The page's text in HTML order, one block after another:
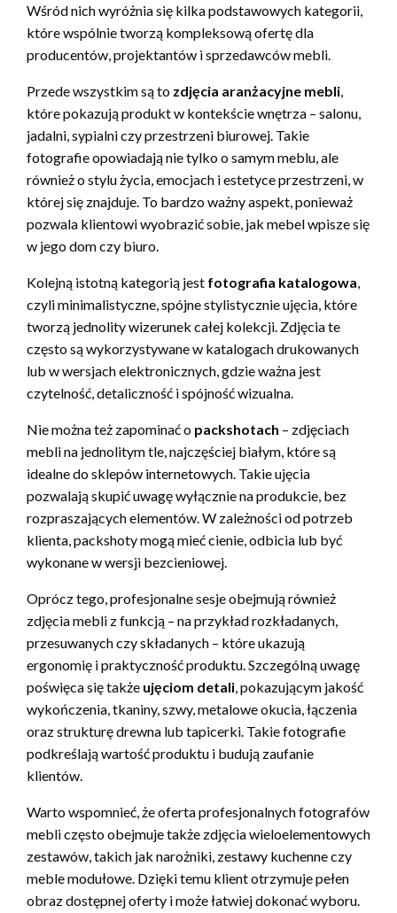
Wśród nich wyróżnia się kilka podstawowych kategorii,
które wspólnie tworzą kompleksową ofertę dla
producentów, projektantów i sprzedawców mebli.
Przede wszystkim są to zdjęcia aranżacyjne mebli,
które pokazują produkt w kontekście wnętrza – salonu,
jadalni, sypialni czy przestrzeni biurowej. Takie
fotografie opowiadają nie tylko o samym meblu, ale
również o stylu życia, emocjach i estetyce przestrzeni, w
której się znajduje. To bardzo ważny aspekt, ponieważ
pozwala klientowi wyobrazić sobie, jak mebel wpisze się
w jego dom czy biuro.
Kolejną istotną kategorią jest fotografia katalogowa,
czyli minimalistyczne, spójne stylistycznie ujęcia, które
tworzą jednolity wizerunek całej kolekcji. Zdjęcia te
często są wykorzystywane w katalogach drukowanych
lub w wersjach elektronicznych, gdzie ważna jest
czytelność, detaliczność i spójność wizualna.
Nie można też zapominać o packshotach – zdjęciach
mebli na jednolitym tle, najczęściej białym, które są
idealne do sklepów internetowych. Takie ujęcia
pozwalają skupić uwagę wyłącznie na produkcie, bez
rozpraszających elementów. W zależności od potrzeb
klienta, packshoty mogą mieć cienie, odbicia lub być
wykonane w wersji bezcieniowej.
Oprócz tego, profesjonalne sesje obejmują również
zdjęcia mebli z funkcją – na przykład rozkładanych,
przesuwanych czy składanych – które ukazują
ergonomię i praktyczność produktu. Szczególną uwagę
poświęca się także ujęciom detali, pokazującym jakość
wykończenia, tkaniny, szwy, metalowe okucia, łączenia
oraz strukturę drewna lub tapicerki. Takie fotografie
podkreślają wartość produktu i budują zaufanie
klientów.
Warto wspomnieć, że oferta profesjonalnych fotografów
mebli często obejmuje także zdjęcia wieloelementowych
zestawów, takich jak narożniki, zestawy kuchenne czy
meble modułowe. Dzięki temu klient otrzymuje pełen
obraz dostępnej oferty i może łatwiej dokonać wyboru.